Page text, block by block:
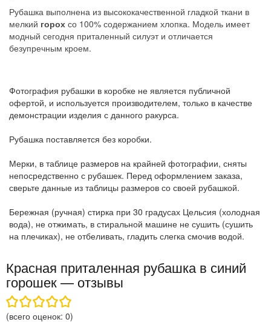
Рубашка выполнена из высококачественной гладкой ткани в
мелкий горох со 100% содержанием хлопка. Модель имеет
модный сегодня приталенный силуэт и отличается
безупречным кроем.
Фотография рубашки в коробке не является публичной
офертой, и используется производителем, только в качестве
демонстрации изделия с данного ракурса.
Рубашка поставляется без коробки.
Мерки, в таблице размеров на крайней фотографии, сняты
непосредственно с рубашек. Перед оформлением заказа,
сверьте данные из таблицы размеров со своей рубашкой.
Бережная (ручная) стирка при 30 градусах Цельсия (холодная
вода), не отжимать, в стиральной машине не сушить (сушить
на плечиках), не отбеливать, гладить слегка смочив водой.
Красная приталенная рубашка в синий
горошек — отзывы
(всего оценок: 0)